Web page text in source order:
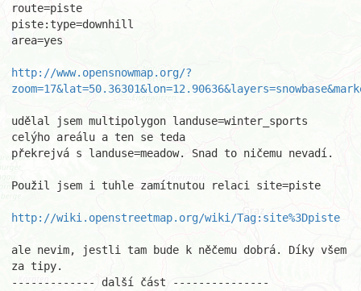
route=piste
piste:type=downhill
area=yes
http://www.opensnowmap.org/?
udělal jsem multipolygon landuse=winter_sports
celýho areálu a ten se teda
překrejvá s landuse=meadow. Snad to ničemu nevadí.
Použil jsem i tuhle zamítnutou relaci site=piste
http://wiki.openstreetmap.org/wiki/Tag:site%3Dpiste
ale nevim, jestli tam bude k něčemu dobrá. Díky všem
za tipy.
------------- další část ---------------